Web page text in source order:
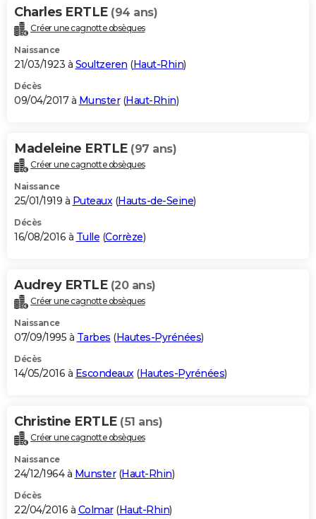
Charles ERTLE (94 ans)
Créer une cagnotte obsèques
Naissance
21/03/1923 à Soultzeren (Haut-Rhin)
Décès
09/04/2017 à Munster(Haut-Rhin)
Madeleine ERTLE (97 ans)
Créer une cagnotte obsèques
Naissance
25/01/1919 à Puteaux(Hauts-de-Seine)
Décès
16/08/2016 à Tulle (Corrèze)
Audrey ERTLE (20 ans)
Créer une cagnotte obsèques
Naissance
07/09/1995 à Tarbes (Hautes-Pyrénées)
Décès
14/05/2016 à Escondeaux(Hautes-Pyrénées)
Christine ERTLE (51 ans)
Créer une cagnotte obsèques
Naissance
24/12/1964 à Munster(Haut-Rhin)
Décès
22/04/2016 à Colmar(Haut-Rhin)